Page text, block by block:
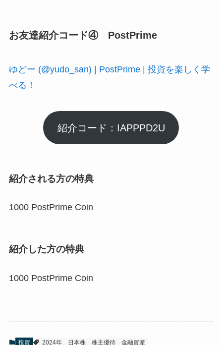
お友達紹介コード④ PostPrime
ゆどー (@yudo_san) | PostPrime | 投資を楽しく学
べる！
紹介コード：IAPPPD2U
紹介される方の特典
1000 PostPrime Coin
紹介した方の特典
1000 PostPrime Coin
投資 2024年 日本株 株主優待 金融資産